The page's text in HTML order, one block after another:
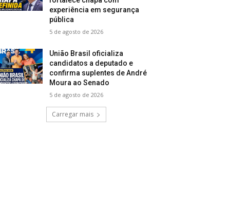
experiência em segurança
pública
5 de agosto de 2026
União Brasil oficializa
candidatos a deputado e
confirma suplentes de André
Moura ao Senado
5 de agosto de 2026
Carregar mais